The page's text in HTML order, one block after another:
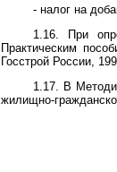
- налог на
1.16. При
Практическим
Госстрой России,
1.17. В
жилищно-